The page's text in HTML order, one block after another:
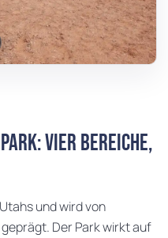
vier Bereiche,
und wird von
Der Park wirkt auf